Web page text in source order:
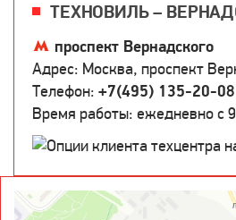
ТЕХНОВИЛЬ –
проспект Вернадского
Адрес: Москва, проспект
Телефон: +7(495) 135-20-08
Время работы: ежедневно c